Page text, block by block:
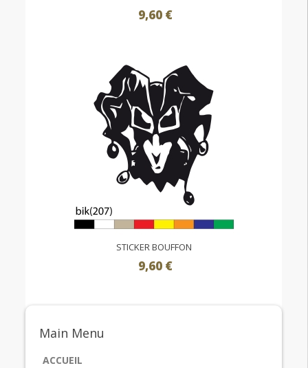
9,60 €
STICKER BOUFFON
9,60 €
Main Menu
ACCUEIL